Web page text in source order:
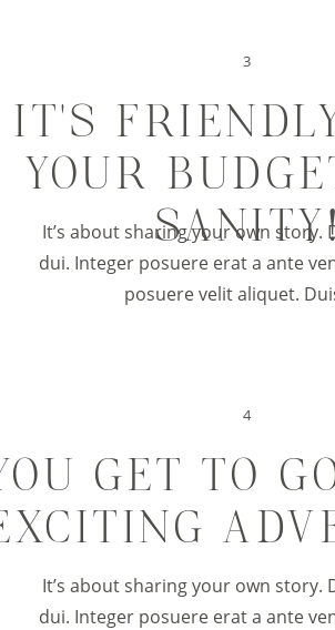
3
It’s about sharing your own story.
dui. Integer posuere erat a ante
posuere velit aliquet.
IT’S
YOUR
4
It’s about sharing your own story.
dui. Integer posuere erat a ante
GET TO